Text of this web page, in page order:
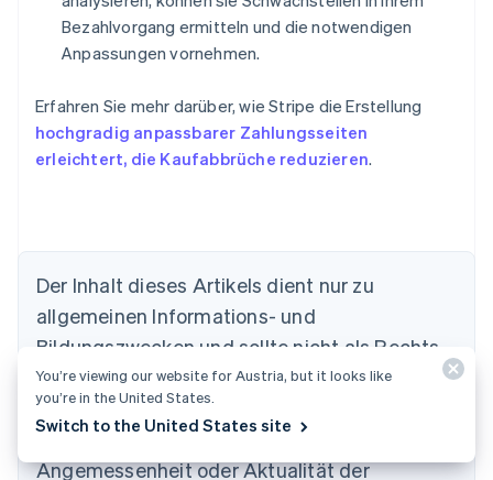
Bezahlvorgang ermitteln und die notwendigen
Anpassungen vornehmen.
Erfahren Sie mehr darüber, wie Stripe die Erstellung
hochgradig anpassbarer Zahlungsseiten
erleichtert, die Kaufabbrüche reduzieren.
Der Inhalt dieses Artikels dient nur zu
allgemeinen Informations- und
Bildungszwecken und sollte nicht als Rechts-
oder Steuerberatung interpretiert werden.
Stripe übernimmt keine Gewähr oder Garantie
für die Richtigkeit, Vollständigkeit,
Angemessenheit oder Aktualität der
Australien
English
Belgien
Nederlands Français Deutsch English
PortuguêsEnglish
You’re viewing our website for Austria, but it looks like
you’re in the United States.
Switch to the United States site